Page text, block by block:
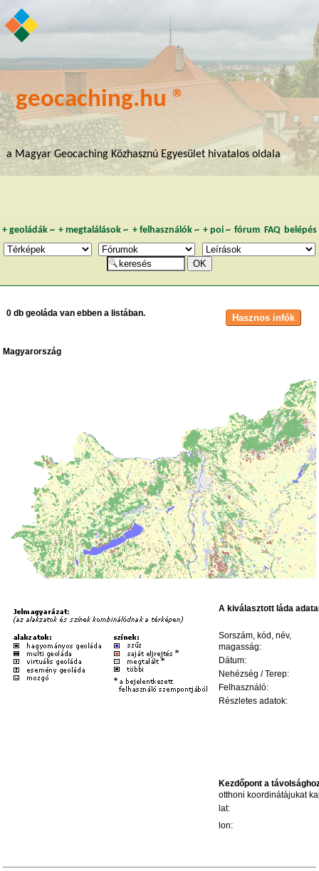
geocaching.hu ®
a Magyar Geocaching Közhasznú Egyesület hivatalos oldala
+ geoládák~ +megtalálások ~ + felhasználók~ + poi~ fórum FAQ belépés
0 db geoláda van ebben a listában.
Magyarország
A kiválasztott láda
Sorszám, kód, név,
magasság:
Dátum:
Nehézség / Terep:
Felhasználó:
Részletes adatok:
Kezdőpont a
otthoni koordinátájukat
lat:
lon: